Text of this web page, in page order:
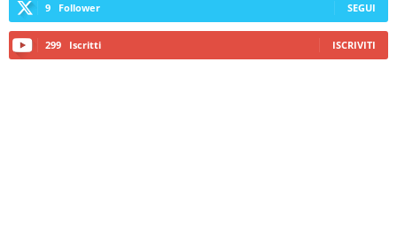
9 Follower SEGUI
299 Iscritti ISCRIVITI